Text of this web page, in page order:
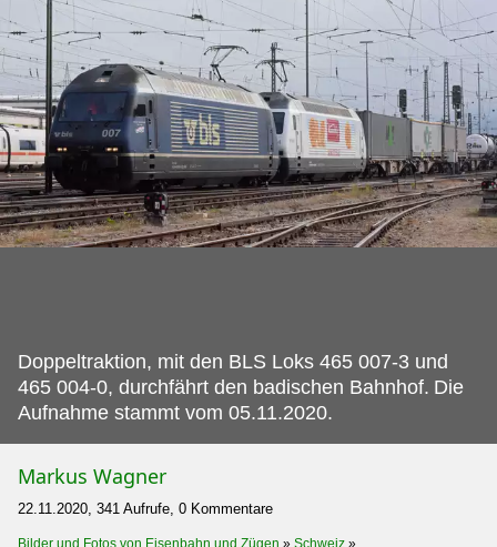
Doppeltraktion, mit den BLS Loks 465 007-3 und
465 004-0, durchfährt den badischen Bahnhof. Die
Aufnahme stammt vom 05.11.2020.
Markus Wagner
22.11.2020, 341 Aufrufe, 0 Kommentare
Bilder und Fotos von Eisenbahn und Zügen » Schweiz »